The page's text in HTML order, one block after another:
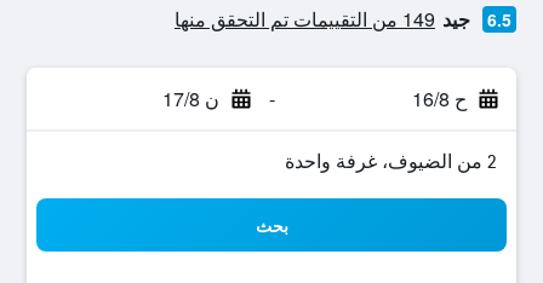
6.5 جيد 149 من التقييمات تم التحقق منها
ح 16/8 - ن 17/8
2 من الضيوف، غرفة واحدة
بحث